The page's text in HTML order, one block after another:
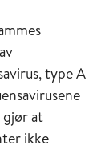
type A
at
ikke